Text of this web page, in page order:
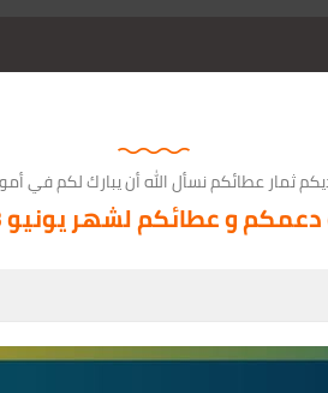
ثمار عطائكم نسأل الله أن يبارك لكم في
و عطائكم لشهر يونيو 2023 م